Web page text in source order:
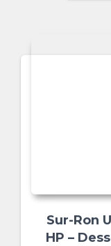
Sur-Ron
HP –